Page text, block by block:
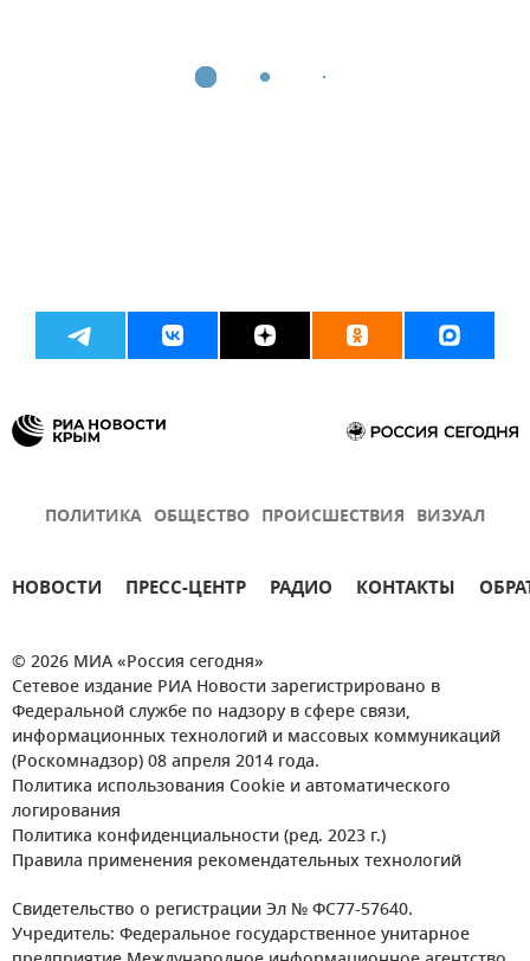
ПОЛИТИКА ОБЩЕСТВО ПРОИСШЕСТВИЯ ВИЗУАЛ
НОВОСТИ ПРЕСС-ЦЕНТР РАДИО КОНТАКТЫ
© 2026 МИА «Россия сегодня»
Сетевое издание РИА Новости зарегистрировано в
Федеральной службе по надзору в сфере связи,
информационных технологий и массовых коммуникаций
(Роскомнадзор) 08 апреля 2014 года.
Политика использования Cookie и автоматического
логирования
Политика конфиденциальности (ред. 2023 г.)
Правила применения рекомендательных технологий
Свидетельство о регистрации Эл № ФС77-57640.
Учредитель: Федеральное государственное унитарное